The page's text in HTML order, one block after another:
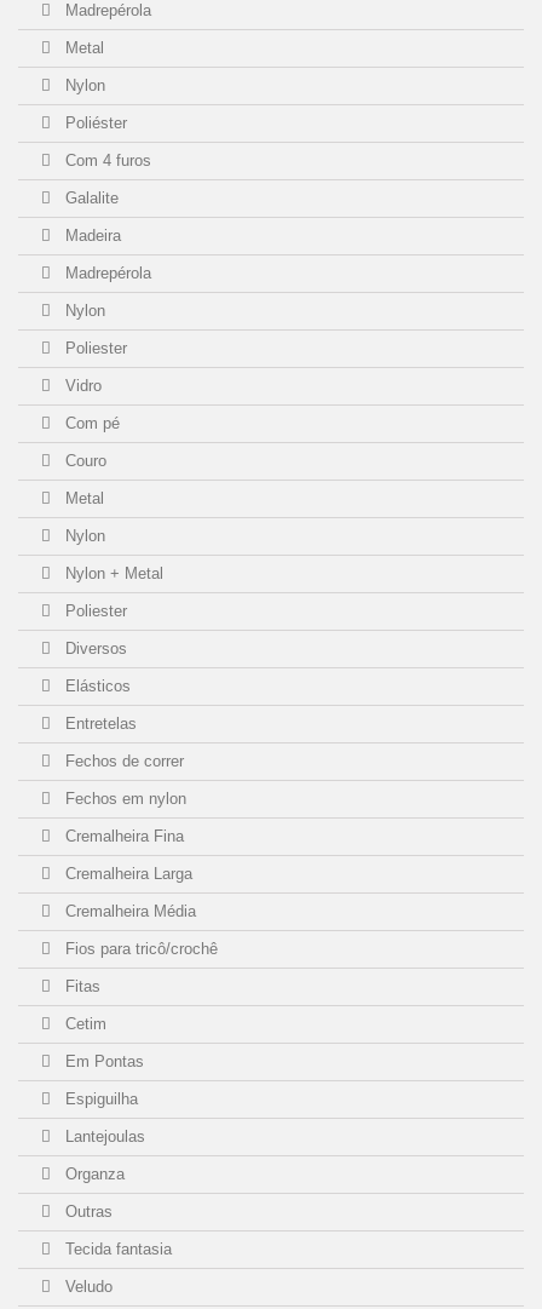
Madrepérola
Metal
Nylon
Poliéster
Com 4 furos
Galalite
Madeira
Madrepérola
Nylon
Poliester
Vidro
Com pé
Couro
Metal
Nylon
Nylon + Metal
Poliester
Diversos
Elásticos
Entretelas
Fechos de correr
Fechos em nylon
Cremalheira Fina
Cremalheira Larga
Cremalheira Média
Fios para tricô/crochê
Fitas
Cetim
Em Pontas
Espiguilha
Lantejoulas
Organza
Outras
Tecida fantasia
Veludo